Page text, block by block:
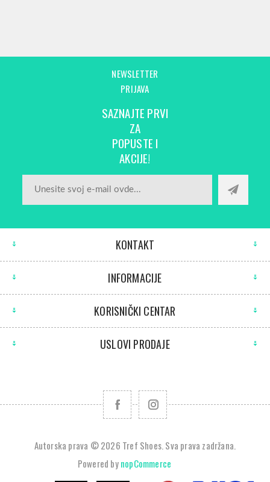
NEWSLETTER
PRIJAVA
SAZNAJTE PRVI
ZA
POPUSTE I
AKCIJE!
KONTAKT
INFORMACIJE
KORISNIČKI CENTAR
USLOVI PRODAJE
Autorska prava © 2026 Tref Shoes. Sva prava zadržana.
Powered bynopCommerce